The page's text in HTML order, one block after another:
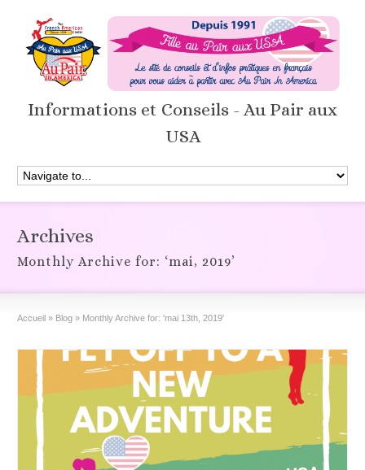
Informations et Conseils - Au Pair aux
USA
Archives
Monthly Archive for: ‘mai, 2019’
Accueil » Blog » Monthly Archive for: 'mai 13th, 2019'